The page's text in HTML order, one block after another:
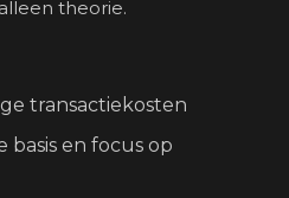
theorie.
transactiekosten
basis en focus op